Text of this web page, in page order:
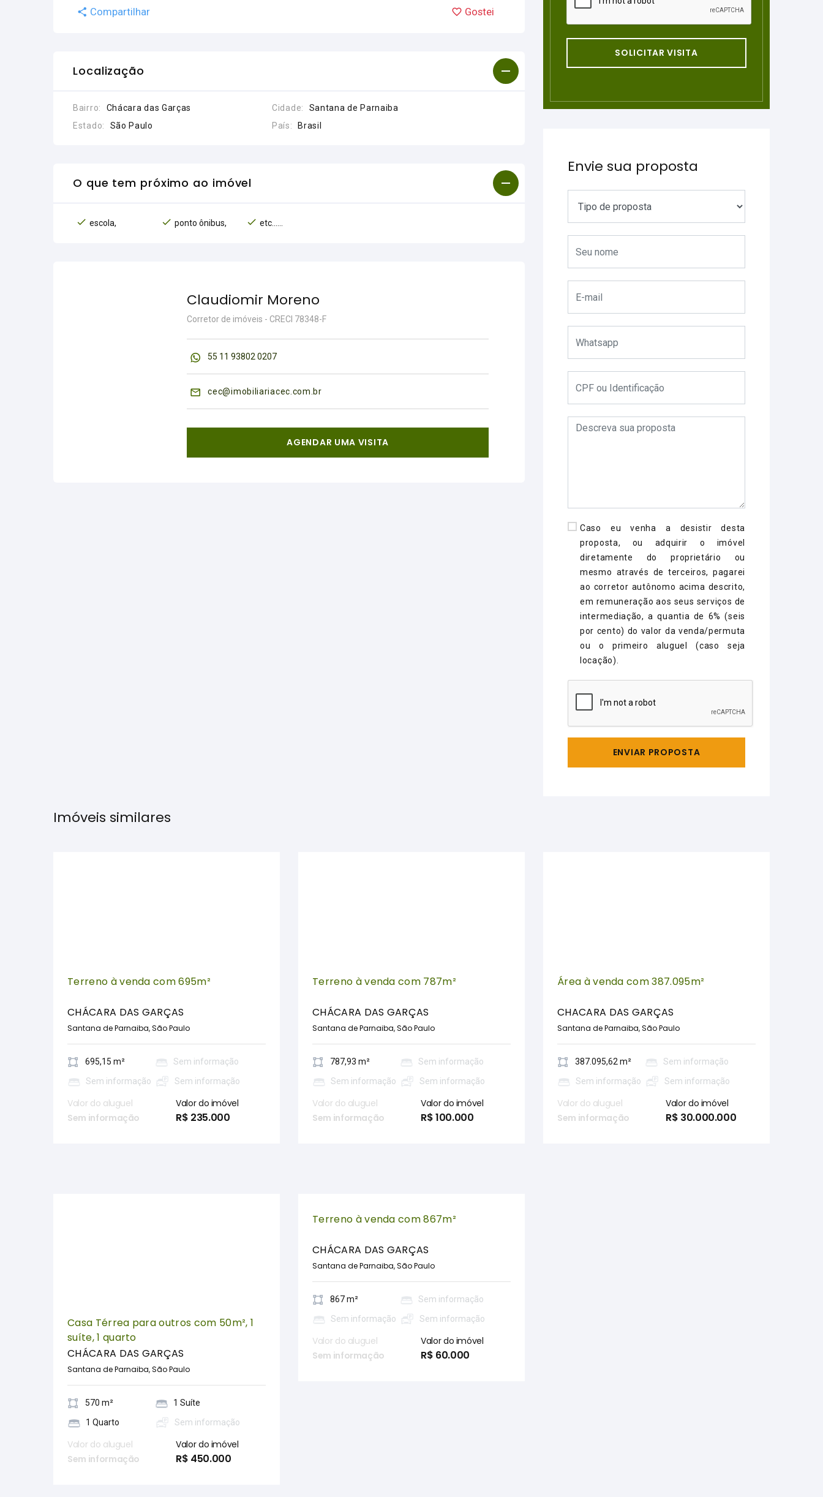
Compartilhar Gostei
Localização
Bairro:
Chácara das Garças
Estado:
São Paulo
Cidade:
Santana de Parnaiba
País:
Brasil
O que tem próximo ao imóvel
escola, ponto ônibus, etc......
Claudiomir Moreno
Corretor de imóveis - CRECI 78348-F
55 11 93802 0207
cec@imobiliariacec.com.br
AGENDAR UMA VISITA
SOLICITAR VISITA
Envie sua proposta
Caso eu venha a desistir desta
proposta, ou adquirir o imóvel
diretamente do proprietário ou
mesmo através de terceiros, pagarei
ao corretor autônomo acima descrito,
em remuneração aos seus serviços de
intermediação, a quantia de 6% (seis
por cento) do valor da venda/permuta
ou o primeiro aluguel (caso seja
locação).
ENVIAR PROPOSTA
Imóveis similares
Terreno à venda com 695m²
CHÁCARA DAS GARÇAS
Santana de Parnaiba, São Paulo
695,15 m²
Sem informação
Sem informação
Sem informação
Valor do aluguel
Sem informação
Valor do imóvel
R$ 235.000
Terreno à venda com 787m²
CHÁCARA DAS GARÇAS
Santana de Parnaiba, São Paulo
787,93 m²
Sem informação
Sem informação
Sem informação
Valor do aluguel
Sem informação
Valor do imóvel
R$ 100.000
Área à venda com 387.095m²
CHACARA DAS GARÇAS
Santana de Parnaiba, São Paulo
387.095,62 m²
Sem informação
Sem informação
Sem informação
Valor do aluguel
Sem informação
Valor do imóvel
R$ 30.000.000
Casa Térrea para outros com 50m², 1
suíte, 1 quarto
CHÁCARA DAS GARÇAS
Santana de Parnaiba, São Paulo
570 m²
1 Suíte
1 Quarto
Sem informação
Valor do aluguel
Sem informação
Valor do imóvel
R$ 450.000
Terreno à venda com 867m²
CHÁCARA DAS GARÇAS
Santana de Parnaiba, São Paulo
867 m²
Sem informação
Sem informação
Sem informação
Valor do aluguel
Sem informação
Valor do imóvel
R$ 60.000